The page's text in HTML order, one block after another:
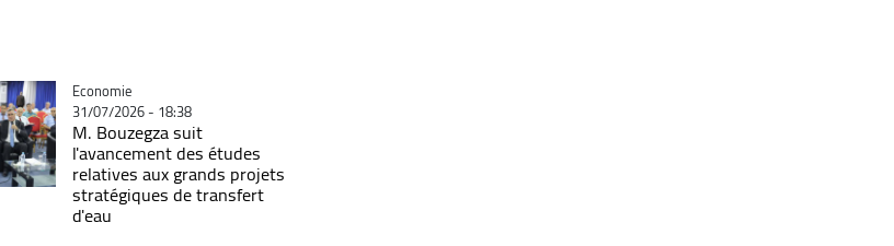
Catégorie
Economie
31/07/2026 - 18:38
M. Bouzegza suit
l'avancement des études
relatives aux grands projets
stratégiques de transfert
d'eau